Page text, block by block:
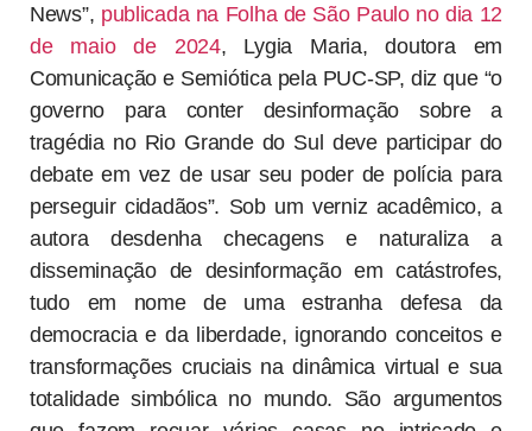
News”, publicada na Folha de São Paulo no dia 12
de maio de 2024, Lygia Maria, doutora em
Comunicação e Semiótica pela PUC-SP, diz que “o
governo para conter desinformação sobre a
tragédia no Rio Grande do Sul deve participar do
debate em vez de usar seu poder de polícia para
perseguir cidadãos”. Sob um verniz acadêmico, a
autora desdenha checagens e naturaliza a
disseminação de desinformação em catástrofes,
tudo em nome de uma estranha defesa da
democracia e da liberdade, ignorando conceitos e
transformações cruciais na dinâmica virtual e sua
totalidade simbólica no mundo. São argumentos